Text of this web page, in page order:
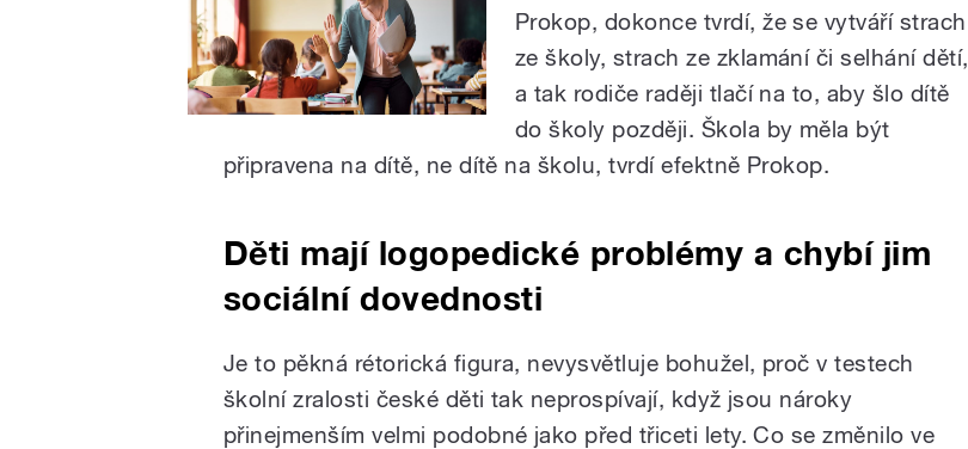
Prokop, dokonce tvrdí, že se vytváří strach
ze školy, strach ze zklamání či selhání dětí,
a tak rodiče raději tlačí na to, aby šlo dítě
do školy později. Škola by měla být
připravena na dítě, ne dítě na školu, tvrdí efektně Prokop.
Děti mají logopedické problémy a chybí jim
sociální dovednosti
Je to pěkná rétorická figura, nevysvětluje bohužel, proč v testech
školní zralosti české děti tak neprospívají, když jsou nároky
přinejmenším velmi podobné jako před třiceti lety. Co se změnilo ve